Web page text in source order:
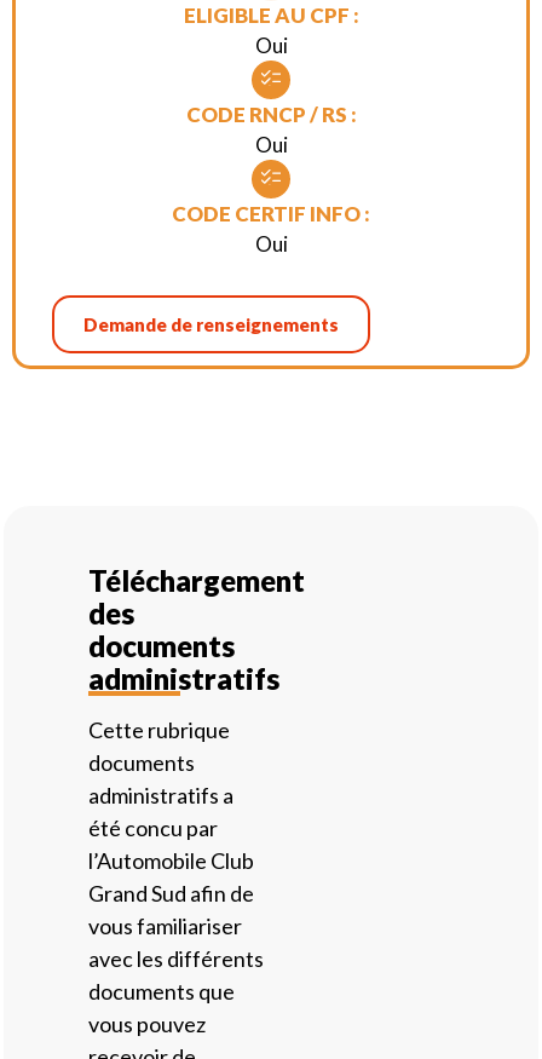
ELIGIBLE AU CPF :
Oui
CODE RNCP / RS :
Oui
CODE CERTIF INFO :
Oui
Demande de renseignements
Téléchargement
des
documents
administratifs
Cette rubrique
documents
administratifs a
été concu par
l’Automobile Club
Grand Sud afin de
vous familiariser
avec les différents
documents que
vous pouvez